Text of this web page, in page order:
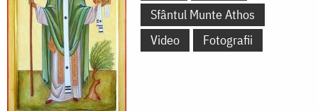
Sfântul Munte Athos
Video
Fotografii